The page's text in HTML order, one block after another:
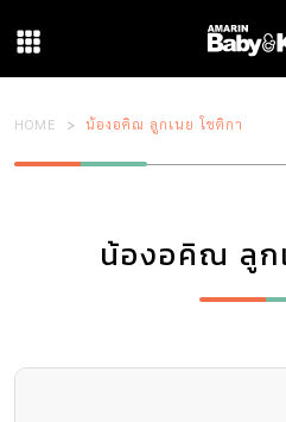
HOME น้องอคิณ ลูกเนย โชติกา
น้องอคิณ ลูก